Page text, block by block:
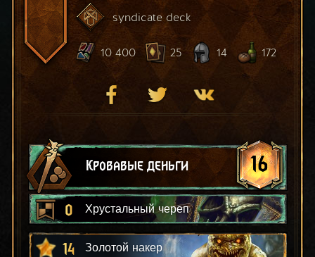
syndicate deck
10 400 25 14 172
Кровавые деньги 16
0 Хрустальный череп
14 Золотой накер